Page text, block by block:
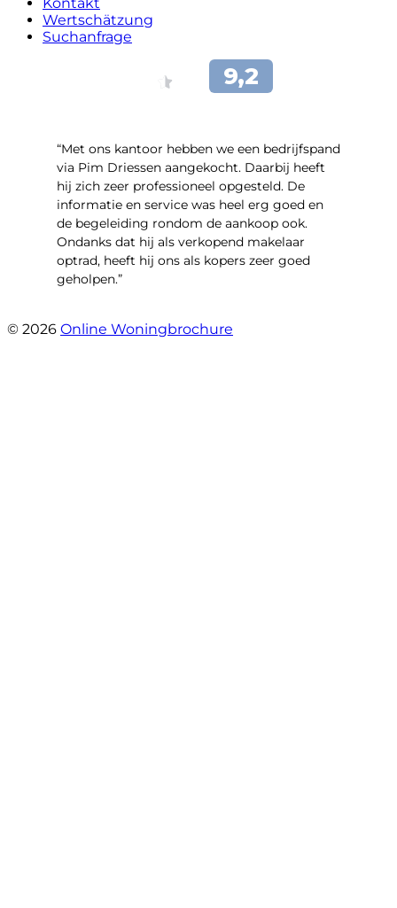
Wertschätzung
Suchanfrage
“Met ons kantoor hebben we een bedrijfspand
via Pim Driessen aangekocht. Daarbij heeft
hij zich zeer professioneel opgesteld. De
informatie en service was heel erg goed en
de begeleiding rondom de aankoop ook.
Ondanks dat hij als verkopend makelaar
optrad, heeft hij ons als kopers zeer goed
geholpen.”
© 2026 Online Woningbrochure